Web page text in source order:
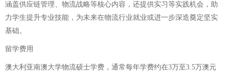
涵盖供应链管理、物流战略等核心内容，还提供实习等实践机会，助
力学生提升专业技能，为未来在物流行业就业或进一步深造奠定坚实
基础。
留学费用
澳大利亚南澳大学物流硕士学费，通常每年学费约在3万至3.5万澳元